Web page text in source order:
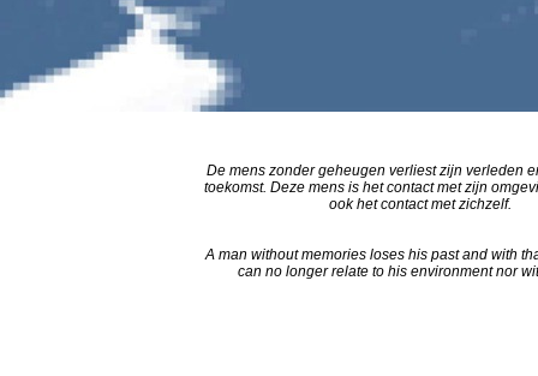
De mens zonder geheugen verliest zijn verleden
toekomst. Deze mens is het contact met zijn
ook het contact met zichzelf.
A man without memories loses his past and with
can no longer relate to his environment nor